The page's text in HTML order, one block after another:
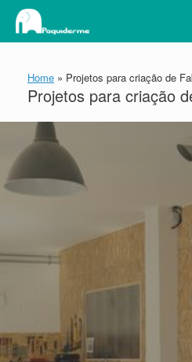
content
Home » Projetos para criação de
Projetos para criação